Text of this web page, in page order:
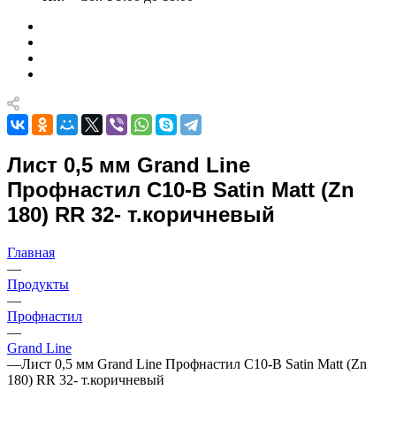
Лист 0,5 мм Grand Line
Профнастил C10-B Satin Matt (Zn
180) RR 32- т.коричневый
Главная
—
Продукты
—
Профнастил
—
Grand Line
—Лист 0,5 мм Grand Line Профнастил C10-B Satin Matt (Zn
180) RR 32- т.коричневый